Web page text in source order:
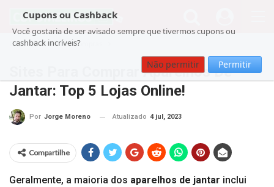
Cupons ou Cashback
Você gostaria de ser avisado sempre que tivermos cupons ou
cashback incríveis?
Não permitir Permitir
Cupom Guia de Compras
Sites Para Comprar Aparelhos De
Jantar: Top 5 Lojas Online!
Por Jorge Moreno Atualizado 4 jul, 2023
Compartilhe
Geralmente, a maioria dos aparelhos de jantar inclui